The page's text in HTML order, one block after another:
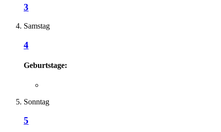
3
Samstag
4
Geburtstage:
Sonntag
5